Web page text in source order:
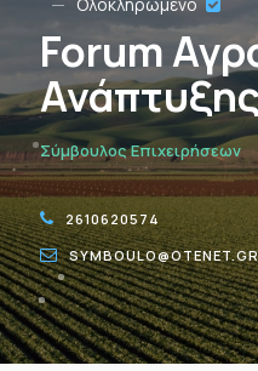
Forum
Σύμβουλος Επιχειρήσεων
2610620574
SYMBOULO@OTENET.GR